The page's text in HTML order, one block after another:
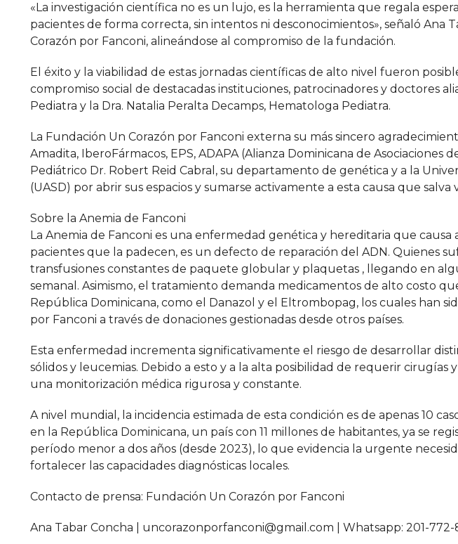
«La investigación científica no es un lujo, es la herramienta que regala
pacientes de forma correcta, sin intentos ni desconocimientos», señaló Ana
Corazón por Fanconi, alineándose al compromiso de la fundación.
El éxito y la viabilidad de estas jornadas científicas de alto nivel fueron
compromiso social de destacadas instituciones, patrocinadores y doctores
Pediatra y la Dra. Natalia Peralta Decamps, Hematologa Pediatra.
La Fundación Un Corazón por Fanconi externa su más sincero
Amadita, IberoFármacos, EPS, ADAPA (Alianza Dominicana de Asociaciones
Pediátrico Dr. Robert Reid Cabral, su departamento de genética y a la
(UASD) por abrir sus espacios y sumarse activamente a esta causa que
Sobre la Anemia de Fanconi
La Anemia de Fanconi es una enfermedad genética y hereditaria que causa
pacientes que la padecen, es un defecto de reparación del ADN. Quienes
transfusiones constantes de paquete globular y plaquetas , llegando en
semanal. Asimismo, el tratamiento demanda medicamentos de alto costo
República Dominicana, como el Danazol y el Eltrombopag, los cuales han
por Fanconi a través de donaciones gestionadas desde otros países.
Esta enfermedad incrementa significativamente el riesgo de desarrollar
sólidos y leucemias. Debido a esto y a la alta posibilidad de requerir cirugías
una monitorización médica rigurosa y constante.
A nivel mundial, la incidencia estimada de esta condición es de apenas 10
en la República Dominicana, un país con 11 millones de habitantes, ya se
período menor a dos años (desde 2023), lo que evidencia la urgente
fortalecer las capacidades diagnósticas locales.
Contacto de prensa: Fundación Un Corazón por Fanconi
Ana Tabar Concha | uncorazonporfanconi@gmail.com | Whatsapp: 201-